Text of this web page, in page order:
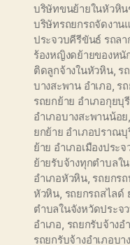
บริษัทขนย้ายในหัวหิน
บริษัทรถยกรถจัดงาน
ประจวบคีรีขันธ์ รถลา
ร้องหญิงดย้ายของหนั
ติดลูกจ้างในหัวหิน, ร
บางสะพาน อำเภอ ร
รถยกย้าย อำเภอกุยบุรี,
อำเภอบางสะพานน้อย
ยกย้าย อำเภอปราณบุ
ย้าย อำเภอเมืองประ
ย้ายรับจ้างทุกตำบลใ
อำเภอหัวหิน, รถยกร
หัวหิน รถยกรถสไลด์
ตำบลในจังหวัดประจ
อำเภอ รถยกรับจ้างอ
รถยกรับจ้างอำเภอบ